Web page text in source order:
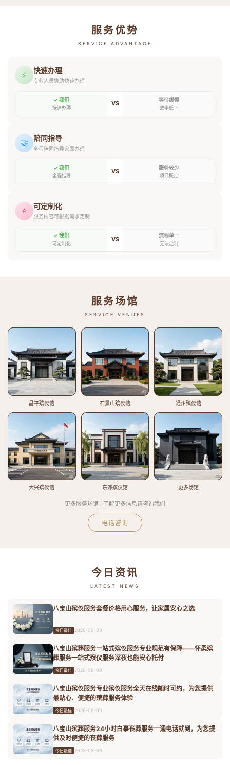
服务优势
SERVICE ADVANTAGE
⚡ 快速办理
专业人员协助快速办理
✓ 我们
快速办理
VS 等待缓慢
效率低下
🤝 陪同指导
全程陪同指导家属办理
✓ 我们
全程指导
VS 服务较少
项目既定
⭐ 可定制化
服务内容可根据需求定制
✓ 我们
可定制化
VS 流程单一
无法定制
服务场馆
SERVICE VENUES
昌平殡仪馆 石景山殡仪馆 通州殡仪馆
大兴殡仪馆 东郊殡仪馆 更多场馆
更多服务场馆 · 了解更多信息请咨询我们
电话咨询
今日资讯
LATEST NEWS
八宝山殡仪服务套餐价格用心服务，让家属安心之选
今日最佳 2026-08-09
八宝山殡葬服务一站式殡仪服务专业规范有保障——怀柔殡
葬服务一站式殡仪服务深夜也能安心托付
今日最佳 2026-08-09
八宝山殡仪服务专业殡仪服务全天在线随时可约，为您提供
最贴心、便捷的殡葬服务体验
今日最佳 2026-08-09
八宝山殡葬服务24小时白事丧葬服务一通电话就到，为您提
供及时便捷的丧葬服务
今日最佳 2026-08-09